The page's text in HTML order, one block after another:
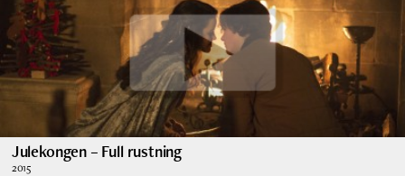
Julekongen – Full rustning
2015